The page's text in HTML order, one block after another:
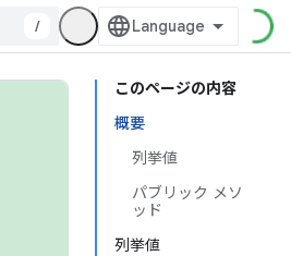
/
このページの内容
概要
列挙値
パブリック メソ
ッド
列挙値